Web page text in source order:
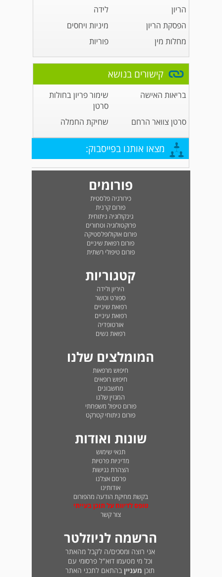
הריון
לידה
הפסקת הריון
מיניות ויחסים
מחלות מין
פוריות
קישורים בנושא
בריאות האישה
שימור פריון בחולות
סרטן
סרטן צוואר הרחם
שחיקת החמלה
מצאו אותנו בפייסבוק:
פורומים
כירורגיה פלסטית
פורום קרנית
גינקולוגיה ניתוחית
פרוקטולוגיה וטחורים
פורום אוקולופלסטיקה
פורום רפואת שיניים
פורום טיפולי רשתית
קטגוריות
היריון ולידה
ספורט וכושר
רפואת שיניים
רפואת עיניים
אורטופדיה
רפואת נשים
המומלצים שלנו
חיפוש מרפאות
חיפוש רופאים
מחשבונים
המגזין שלנו
פורום טיפול משפחתי
פורום ניתוחי קטרקט
שונות ואודות
תנאי שימוש
מדיניות פרטיות
הצהרת נגישות
פרסם אצלנו
אודותינו
בקשת מחיקת הודעה מהפורום
טופס לדיווח על תוכן בעייתי
צור קשר
הרשמה לניוזלטר
אני רוצה ומסכים/ה לקבל מהאתר
וכל מי מטעמו דוא"ל פרסומי עם
תוכן מעניין בהתאם לתכני האתר